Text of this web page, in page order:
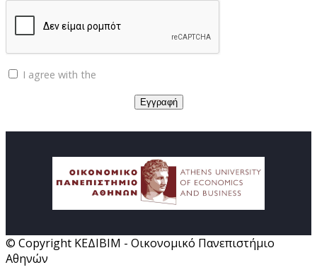
I agree with the
© Copyright ΚΕΔΙΒΙΜ - Οικονομικό Πανεπιστήμιο
Αθηνών